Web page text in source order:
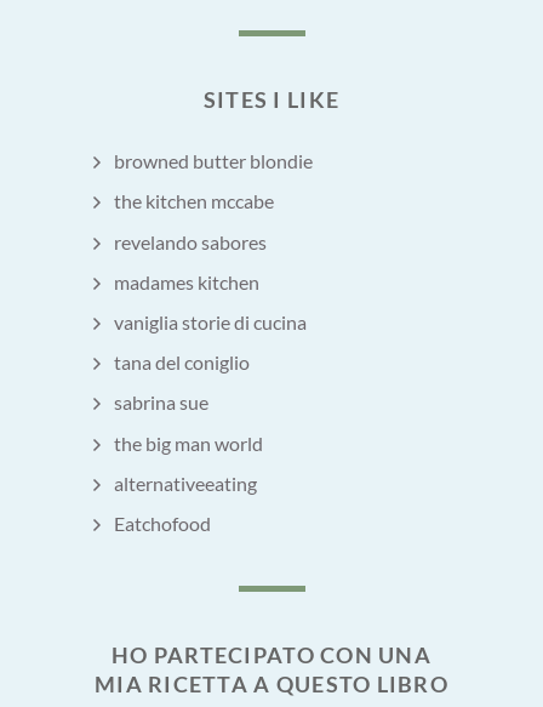
SITES I LIKE
browned butter blondie
the kitchen mccabe
revelando sabores
madames kitchen
vaniglia storie di cucina
tana del coniglio
sabrina sue
the big man world
alternativeeating
Eatchofood
HO PARTECIPATO CON UNA
MIA RICETTA A QUESTO LIBRO